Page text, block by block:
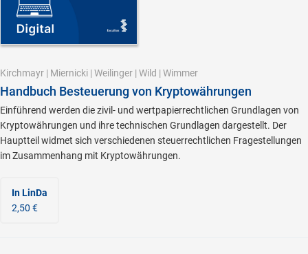
Kirchmayr | Miernicki | Weilinger | Wild | Wimmer
Handbuch Besteuerung von Kryptowährungen
Einführend werden die zivil- und wertpapierrechtlichen Grundlagen von
Kryptowährungen und ihre technischen Grundlagen dargestellt. Der
Hauptteil widmet sich verschiedenen steuerrechtlichen Fragestellungen
im Zusammenhang mit Kryptowährungen.
In LinDa
2,50 €